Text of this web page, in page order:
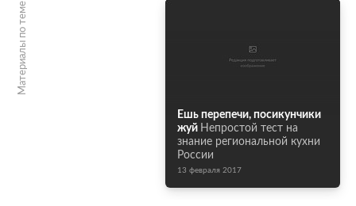
Материалы по теме
Ешь перепечи, посикунчики
жуй Непростой тест на
знание региональной кухни
России
13 февраля 2017